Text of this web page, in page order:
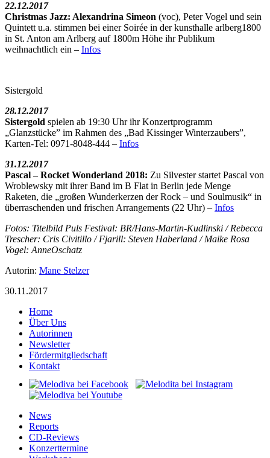
22.12.2017
Christmas Jazz: Alexandrina Simeon (voc), Peter Vogel und sein
Quintett u.a. stimmen bei einer Soirée in der kunsthalle arlberg1800
in St. Anton am Arlberg auf 1800m Höhe ihr Publikum
weihnachtlich ein – Infos
Sistergold
28.12.2017
Sistergold spielen ab 19:30 Uhr ihr Konzertprogramm
„Glanzstücke” im Rahmen des „Bad Kissinger Winterzaubers”,
Karten-Tel: 0971-8048-444 – Infos
31.12.2017
Pascal – Rocket Wonderland 2018: Zu Silvester startet Pascal von
Wroblewsky mit ihrer Band im B Flat in Berlin jede Menge
Raketen, die „großen Wunderkerzen der Rock – und Soulmusik“ in
überraschenden und frischen Arrangements (22 Uhr) – Infos
Fotos: Titelbild Puls Festival: BR/Hans-Martin-Kudlinski / Rebecca
Trescher: Cris Civitillo / Fjarill: Steven Haberland / Maike Rosa
Vogel: AnneOschatz
Autorin: Mane Stelzer
30.11.2017
Home
Über Uns
Autorinnen
Newsletter
Fördermitgliedschaft
Kontakt
News
Reports
CD-Reviews
Konzerttermine